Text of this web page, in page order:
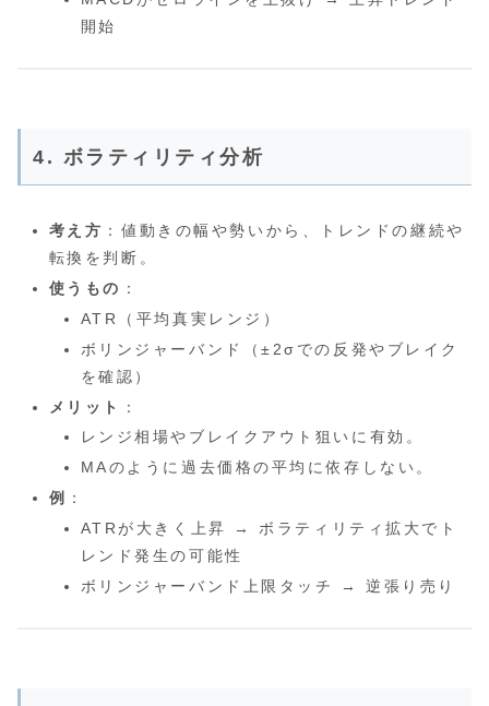
開始
4. ボラティリティ分析
考え方 ：値動きの幅や勢いから、トレンドの継続や
転換を判断。
使うもの ：
ATR（平均真実レンジ）
ボリンジャーバンド（±2σでの反発やブレイク
を確認）
メリット
：
レンジ相場やブレイクアウト狙いに有効。
MAのように過去価格の平均に依存しない。
例
：
ATRが大きく上昇 → ボラティリティ拡大でト
レンド発生の可能性
ボリンジャーバンド上限タッチ → 逆張り売り